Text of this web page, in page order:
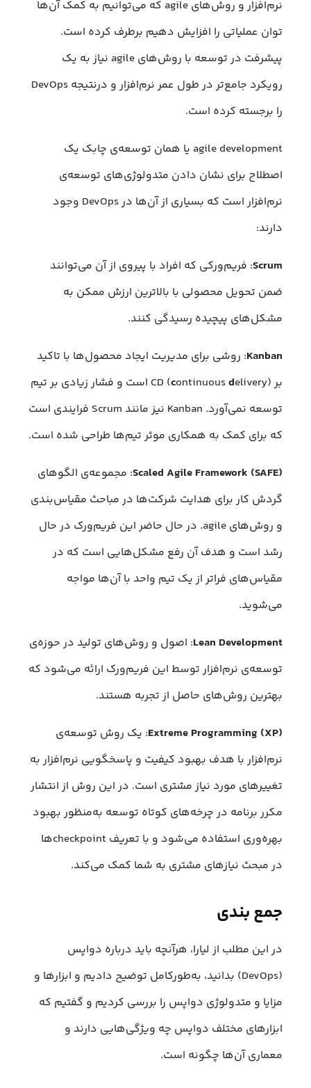
نرم‌افزار و روش‌های agile که می‌توانیم به کمک آن‌ها
توان عملیاتی را افزایش دهیم برطرف کرده است.
پیشرفت در توسعه‌ با روش‌های agile نیاز به یک
رویکرد جامع‌تر در طول عمر نرم‌افزار و درنتیجه DevOps
را برجسته کرده است.
agile development یا همان توسعه‌ی چابک یک
اصطلاح برای نشان دادن متدولوژی‌های توسعه‌ی
نرم‌افزار است که بسیاری از آن‌ها در DevOps وجود
دارند:
Scrum: فریم‌ورکی که افراد با پیروی از آن می‌توانند
ضمن تحویل محصولی با بالاترین ارزش ممکن به
مشکل‌های پیچیده رسیدگی کنند.
Kanban: روشی برای مدیریت ایجاد محصول‌ها با تاکید
بر CD (
continuousd
elivery) است و فشار زیادی بر تیم
توسعه نمی‌آورد. Kanban نیز مانند Scrum فرایندی است
که برای کمک به همکاری موثر تیم‌ها طراحی شده است.
Scaled Agile Framework (SAFE): مجموعه‌ی الگوهای
گردش کار برای هدایت شرکت‌ها در مباحث مقیاس‌بندی
و روش‌های agile. در حال حاضر این فریم‌ورک در حال
رشد است و هدف آن رفع مشکل‌هایی است که در
مقیاس‌های فراتر از یک تیم واحد با آن‌‌ها مواجه
می‌شوید.
Lean Development: اصول و روش‌های تولید در حوزه‌ی
توسعه‌ی نرم‌افزار توسط این فریم‌ورک ارائه می‌شود که
بهترین روش‌های حاصل از تجربه هستند.
Extreme Programming (XP): یک روش توسعه‌ی
نرم‌افزار با هدف بهبود کیفیت و پاسخگویی نرم‌افزار به
تغییرهای مورد نیاز مشتری است. در این روش از انتشار
مکرر برنامه در چرخه‌های کوتاه توسعه به‌منظور بهبود
بهره‌وری استفاده می‌شود و با تعریف checkpointها
در مبحث نیازهای مشتری به شما کمک می‌کند.
جمع بندی
در این مطلب از لیارا، هر‌آنچه باید درباره دواپس
(DevOps) بدانید، به‌طورکامل توضیح دادیم و ابزارها و
مزایا و متدولوژی دواپس را بررسی کردیم و گفتیم که
ابزارهای مختلف دواپس چه ویژگی‌هایی دارند و
معماری آن‌ها چگونه است.